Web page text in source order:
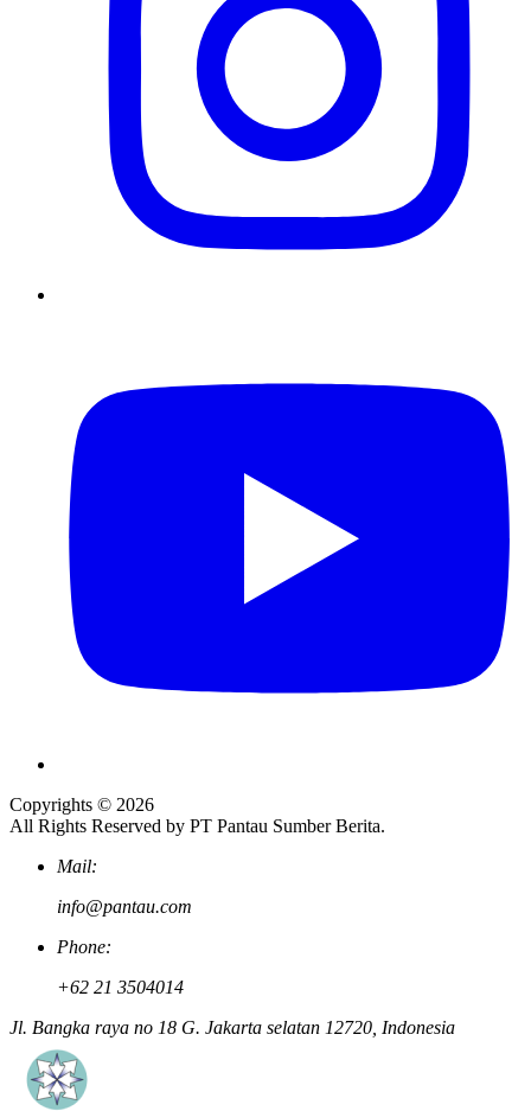
Copyrights © 2026
All Rights Reserved by PT Pantau Sumber Berita.
Mail:
info@pantau.com
Phone:
+62 21 3504014
Jl. Bangka raya no 18 G. Jakarta selatan 12720, Indonesia